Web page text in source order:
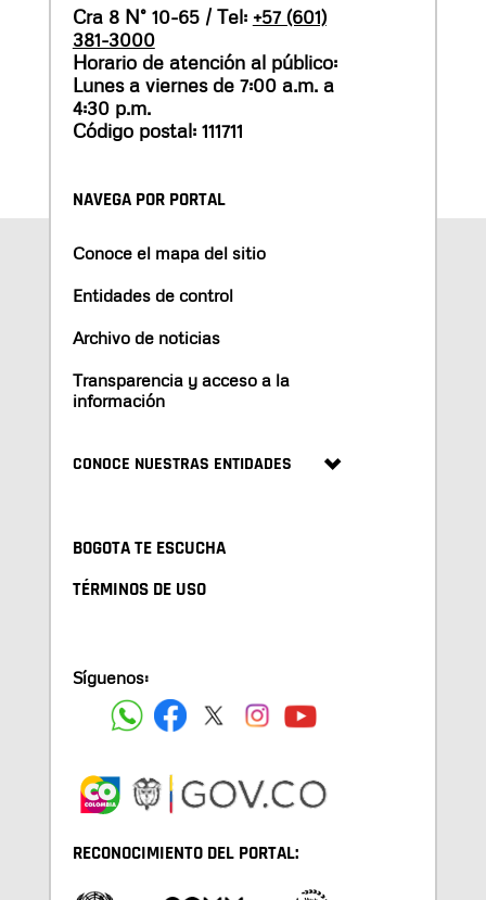
Cra 8 N° 10-65 / Tel: +57 (601)
381-3000
Horario de atención al público:
Lunes a viernes de 7:00 a.m. a
4:30 p.m.
Código postal: 111711
NAVEGA POR PORTAL
Conoce el mapa del sitio
Entidades de control
Archivo de noticias
Transparencia y acceso a la
información
CONOCE NUESTRAS ENTIDADES
BOGOTA TE ESCUCHA
TÉRMINOS DE USO
Síguenos:
RECONOCIMIENTO DEL PORTAL: